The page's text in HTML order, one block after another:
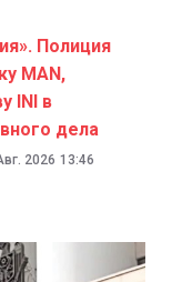
Полиция
MAN,
INI в
дела
2026 13:46